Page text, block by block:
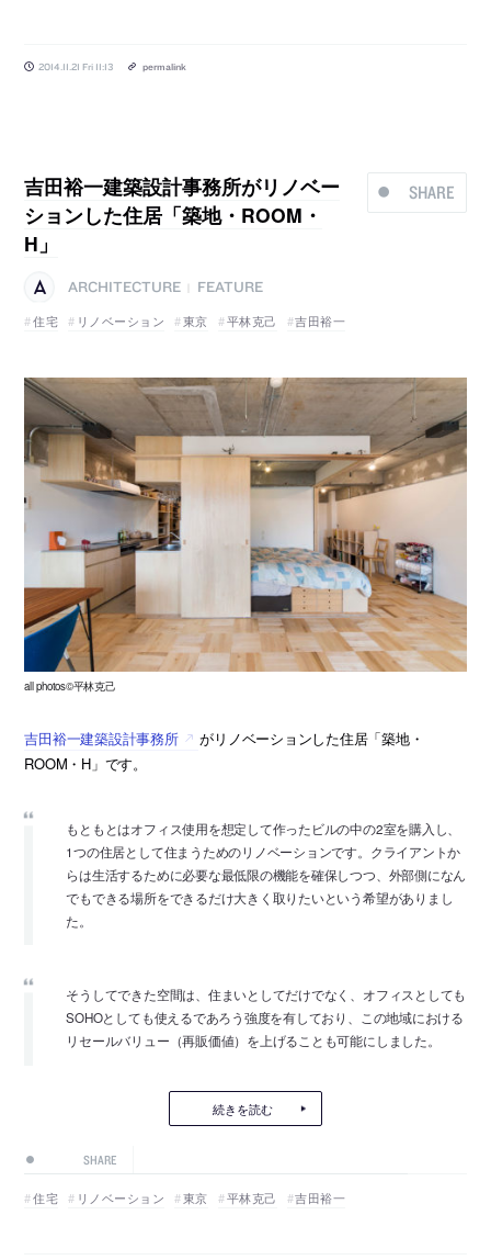
2014.11.21 Fri 11:13 permalink
SHARE
吉田裕一建築設計事務所がリノベー
ションした住居「築地・ROOM・
H」
ARCHITECTURE
FEATURE
住宅
リノベーション 東京 平林克己 吉田裕一
all photos©平林克己
吉田裕一建築設計事務所
がリノベーションした住居「築地・
ROOM・H」です。
もともとはオフィス使用を想定して作ったビルの中の2室を購入し、
1つの住居として住まうためのリノベーションです。クライアントか
らは生活するために必要な最低限の機能を確保しつつ、外部側になん
でもできる場所をできるだけ大きく取りたいという希望がありまし
た。
そうしてできた空間は、住まいとしてだけでなく、オフィスとしても
SOHOとしても使えるであろう強度を有しており、この地域における
リセールバリュー（再販価値）を上げることも可能にしました。
続きを読む
SHARE
住宅 リノベーション 東京 平林克己 吉田裕一